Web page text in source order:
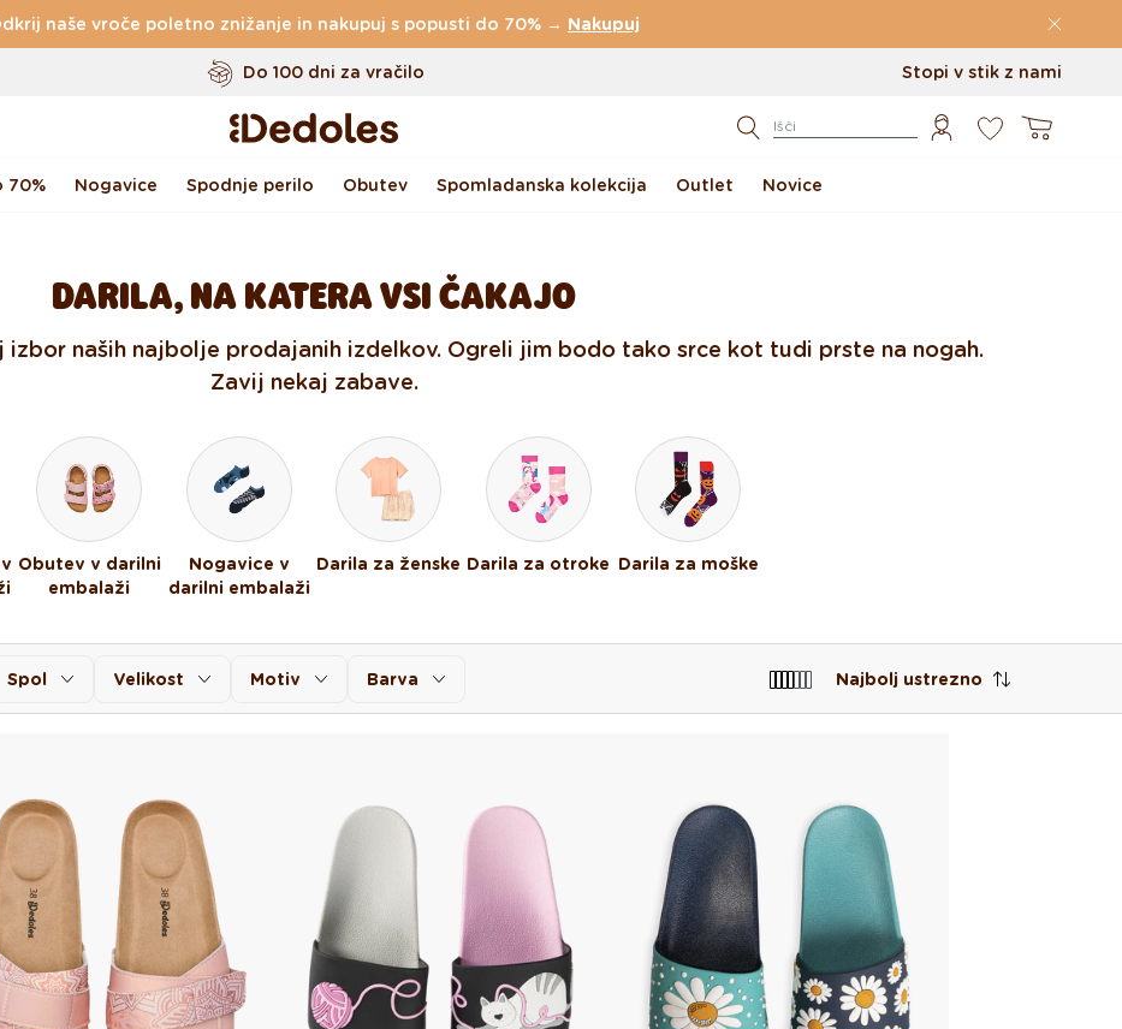
naše vroče poletno znižanje in nakupuj s popusti do 70% → Nakupuj
Do 100 dni za vračilo
Izvirni dizajn ustvarjen pri nas
Hitro odpošiljanje v <48 urah
Stopi v stik z nami
Išči Košarica
70% Nogavice Spodnje perilo Obutev Spomladanska kolekcija Outlet Novice
DARILA, NA KATERA VSI ČAKAJO
izbor naših najbolje prodajanih izdelkov. Ogreli jim bodo tako srce kot tudi prste na nogah.
Zavij nekaj zabave.
Obutev v darilni
embalaži
Nogavice v
darilni embalaži
Darila za ženske Darila za otroke Darila za moške
Spol Velikost Motiv Barva Najbolj ustrezno